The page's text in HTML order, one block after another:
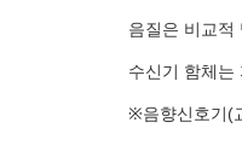
음질은 비교적
수신기 함체는
※음향신호기(